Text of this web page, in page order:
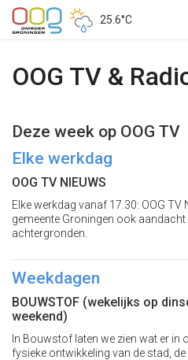
25.6°C
OOG TV &
Deze week op OOG TV
Elke werkdag
OOG TV NIEUWS
Elke werkdag vanaf 17.30: OOG
gemeente Groningen ook
achtergronden.
Weekdagen
BOUWSTOF (wekelijks op
weekend)
In Bouwstof laten we zien wat er in
fysieke ontwikkeling van de stad,